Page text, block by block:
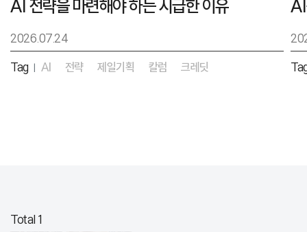
AI 전략을 마련해야 하는 시급한 이유
2026.07.24
Tag | AI 전략 제일기획 칼럼 크레딧
Total 1